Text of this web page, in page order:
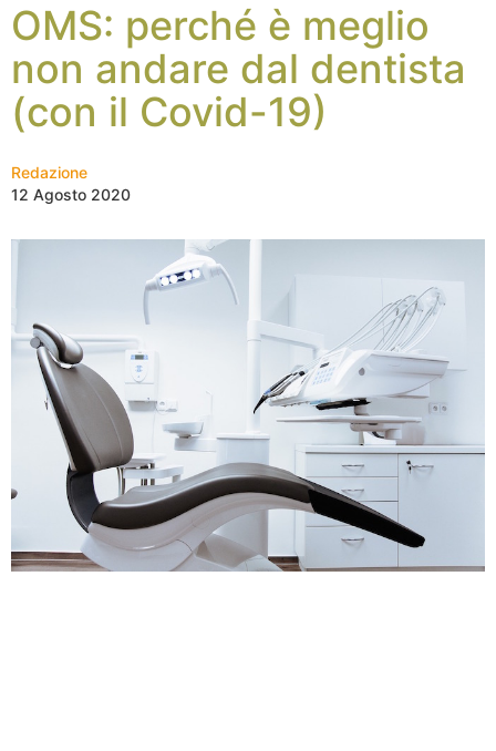
OMS: perché è meglio
non andare dal dentista
(con il Covid-19)
Redazione
12 Agosto 2020